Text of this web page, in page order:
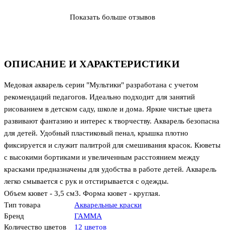
ОПИСАНИЕ И ХАРАКТЕРИСТИКИ
Медовая акварель серии "Мультики" разработана с учетом
рекомендаций педагогов. Идеально подходит для занятий
рисованием в детском саду, школе и дома. Яркие чистые цвета
развивают фантазию и интерес к творчеству. Акварель безопасна
для детей. Удобный пластиковый пенал, крышка плотно
фиксируется и служит палитрой для смешивания красок. Кюветы
с высокими бортиками и увеличенным расстоянием между
красками предназначены для удобства в работе детей. Акварель
легко смывается с рук и отстирывается с одежды.
Объем кювет - 3,5 см3. Форма кювет - круглая.
Тип товара
Акварельные краски
Бренд
ГАММА
Количество цветов
12 цветов
Показать больше отзывов